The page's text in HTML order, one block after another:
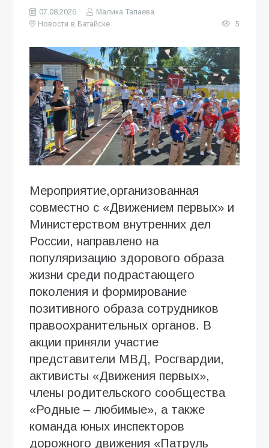
07.08.2026
Малика Тапаева
Новости в Батайске
5
Мероприятие,организованная
совместно с «Движением первых» и
Министерством внутренних дел
России, направлено на
популяризацию здорового образа
жизни среди подрастающего
поколения и формирование
позитивного образа сотрудников
правоохранительных органов. В
акции приняли участие
представители МВД, Росгвардии,
активисты «Движения первых»,
члены родительского сообщества
«Родные – любимые», а также
команда юных инспекторов
дорожного движения «Патруль